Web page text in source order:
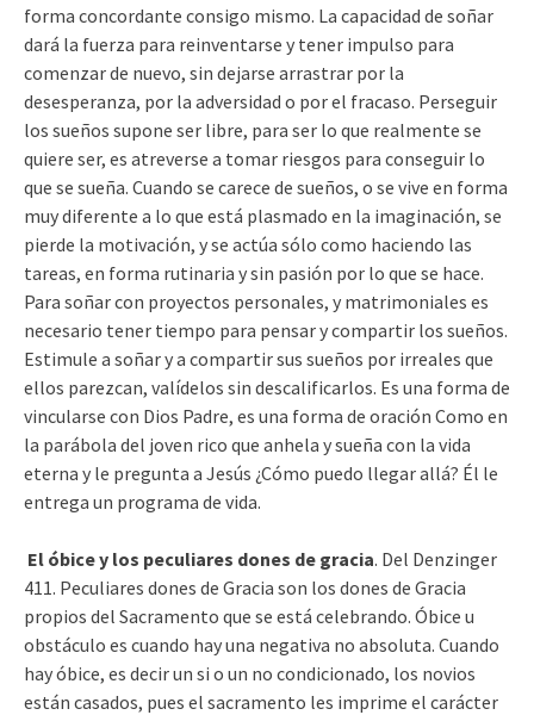
forma concordante consigo mismo. La capacidad de soñar
dará la fuerza para reinventarse y tener impulso para
comenzar de nuevo, sin dejarse arrastrar por la
desesperanza, por la adversidad o por el fracaso. Perseguir
los sueños supone ser libre, para ser lo que realmente se
quiere ser, es atreverse a tomar riesgos para conseguir lo
que se sueña. Cuando se carece de sueños, o se vive en forma
muy diferente a lo que está plasmado en la imaginación, se
pierde la motivación, y se actúa sólo como haciendo las
tareas, en forma rutinaria y sin pasión por lo que se hace.
Para soñar con proyectos personales, y matrimoniales es
necesario tener tiempo para pensar y compartir los sueños.
Estimule a soñar y a compartir sus sueños por irreales que
ellos parezcan, valídelos sin descalificarlos. Es una forma de
vincularse con Dios Padre, es una forma de oración Como en
la parábola del joven rico que anhela y sueña con la vida
eterna y le pregunta a Jesús ¿Cómo puedo llegar allá? Él le
entrega un programa de vida.
El óbice y los peculiares dones de gracia. Del Denzinger
411. Peculiares dones de Gracia son los dones de Gracia
propios del Sacramento que se está celebrando. Óbice u
obstáculo es cuando hay una negativa no absoluta. Cuando
hay óbice, es decir un si o un no condicionado, los novios
están casados, pues el sacramento les imprime el carácter